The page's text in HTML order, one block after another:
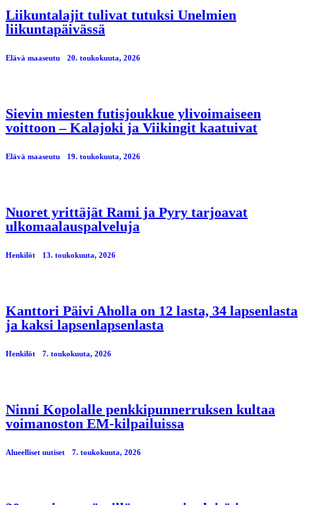
Liikuntalajit tulivat tutuksi Unelmien
liikuntapäivässä
Elävä maaseutu 20. toukokuuta, 2026
Sievin miesten futisjoukkue ylivoimaiseen
voittoon – Kalajoki ja Viikingit kaatuivat
Elävä maaseutu 19. toukokuuta, 2026
Nuoret yrittäjät Rami ja Pyry tarjoavat
ulkomaalauspalveluja
Henkilöt 13. toukokuuta, 2026
Kanttori Päivi Aholla on 12 lasta, 34 lapsenlasta
ja kaksi lapsenlapsenlasta
Henkilöt 7. toukokuuta, 2026
Ninni Kopolalle penkkipunnerruksen kultaa
voimanoston EM-kilpailuissa
Alueelliset uutiset 7. toukokuuta, 2026